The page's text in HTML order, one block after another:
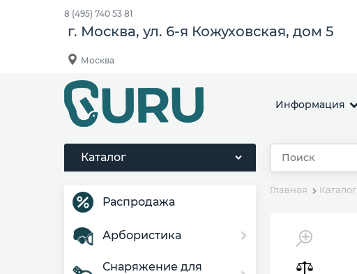
8 (495) 740 53 81
г. Москва, ул. 6-я Кожуховская, дом 5
Москва
Информация
Каталог
Распродажа
Арбористика
Снаряжение для
Главная Каталог